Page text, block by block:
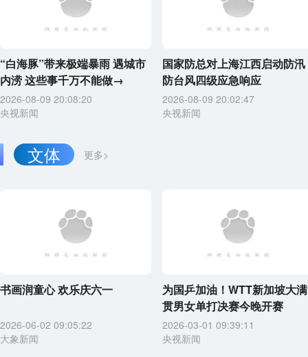
“白海豚”带来极端暴雨 遇城市
内涝 这些事千万不能做→
2026-08-09 20:08:20
央视新闻
国家防总对上海江西启动防汛
防台风四级应急响应
2026-08-09 20:02:47
央视新闻
更多>
文体
书画润童心 欢乐庆六一
2026-06-02 09:05:22
大象新闻
为国乒加油！WTT新加坡大满
贯男女单打决赛今晚开赛
2026-03-01 09:39:11
央视新闻